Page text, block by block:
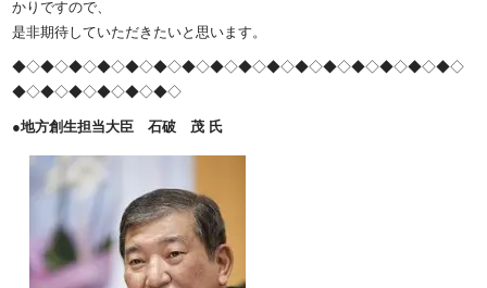
かりですので、
是非期待していただきたいと思います。
◆◇◆◇◆◇◆◇◆◇◆◇◆◇◆◇◆◇◆◇◆◇◆◇◆◇◆◇◆◇◆◇
◆◇◆◇◆◇◆◇◆◇◆◇
●地方創生担当大臣 石破 茂 氏